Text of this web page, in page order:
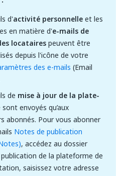
d'activité personnelleet les
en matière d'e-mails de
locatairespeuvent être
depuis l'icône de votre
des e-mails (Email
de mise à jour de la plate-
sont envoyés qu’aux
abonnés. Pour vous abonner
Notes de publication
, accédez au dossier
de la plateforme de
saisissez votre adresse